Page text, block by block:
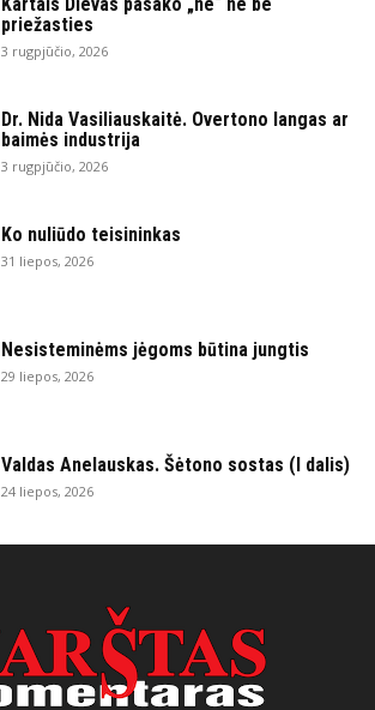
priežasties
3 rugpjūčio, 2026
Dr. Nida Vasiliauskaitė. Overtono langas ar
baimės industrija
3 rugpjūčio, 2026
Ko nuliūdo teisininkas
31 liepos, 2026
Nesisteminėms jėgoms būtina jungtis
29 liepos, 2026
Valdas Anelauskas. Šėtono sostas (I dalis)
24 liepos, 2026